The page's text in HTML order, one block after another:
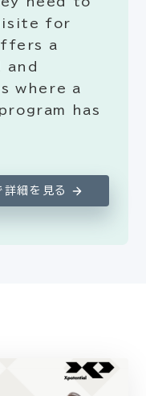
for
a
and
where a
has
細を見る